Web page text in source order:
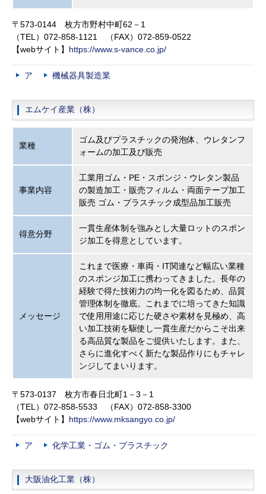
〒573-0144 枚方市野村中町62－1
（TEL）072-858-1121 （FAX）072-859-0522
【webサイト】 https://www.s-vance.co.jp/
ア 機械器具製造業
エムケイ産業（株）
業種
ゴム及びプラスチックの発泡体、ウレタンフ
ォームの加工及び販売
事業内容
工業用ゴム・PE・スポンジ・ウレタン製品
の製造加工・販売フィルム・両面テープ加工
販売 ゴム・プラスチック成型品加工販売
得意分野
一貫生産体制を強みとし大量ロットのスポン
ジ加工を得意としています。
メッセージ
これまで医療・車両・IT関連など幅広い業種
のスポンジ加工に携わってきました。長年の
経験で得た技術力の均一化を図るため、品質
管理体制を徹底。これまでに培ってきた知識
で使用用途に応じた硬さや素材を見極め、高
い加工技術を駆使し一貫生産だからこそ出来
る高品質な製品をご提供いたします。また、
さらに進化すべく新たな製品作りにもチャレ
ンジしてまいります。
〒573-0137 枚方市春日北町1－3－1
（TEL）072-858-5533 （FAX）072-858-3300
【webサイト】 https://www.mksangyo.co.jp/
ア 化学工業・ゴム・プラスチック
大阪油化工業（株）